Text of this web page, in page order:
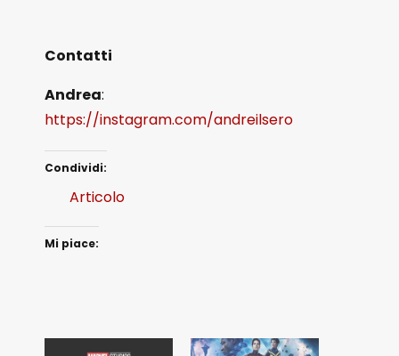
Contatti
Andrea:
https://instagram.com/andreilsero
Condividi:
Articolo
Mi piace: